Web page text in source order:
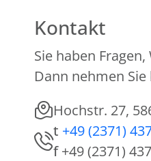
Kontakt
Sie haben
Dann nehmen
Hochstr. 27,
t +49 (2371)
f+49 (2371)